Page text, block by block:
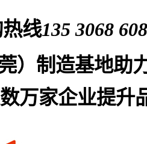
线135 3068
）制造基地助
万家企业提升